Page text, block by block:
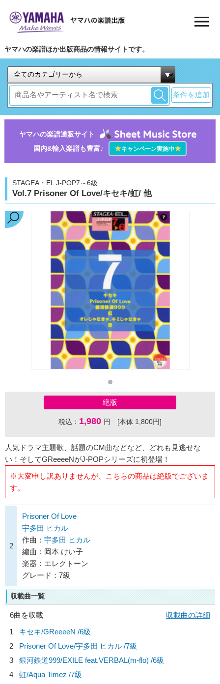
ヤマハの楽譜ほか出版商品の情報サイトです。
条件を追加
ヤマハの楽譜通販サイト
国内&輸入楽譜も豊富♪
★キャンペーン実施中★
STAGEA・EL J-POP7～6級
Vol.7 Prisoner Of Love/キセキ/虹/ 他
絶版
税込： 1,980 円 [本体 1,800円]
人気ドラマ主題歌、話題のCM曲などなど、どれも見逃せな
い！そしてGReeeeNがJ-POPシリーズに初登場！
※大変申し訳ありませんが、こちらの商品は絶版でございま
す。
2
Prisoner Of Love
宇多田 ヒカル
作曲： 宇多田 ヒカル
編曲：岡本 けい子
楽器：エレクトーン
グレード：7級
収載曲一覧
6曲を収載
収載曲の詳細
1
キセキ/GReeeeN /6級
2
Prisoner Of Love/宇多田 ヒカル /7級
3
銀河鉄道999/EXILE feat.VERBAL(m-flo) /6級
4
虹/Aqua Timez /7級